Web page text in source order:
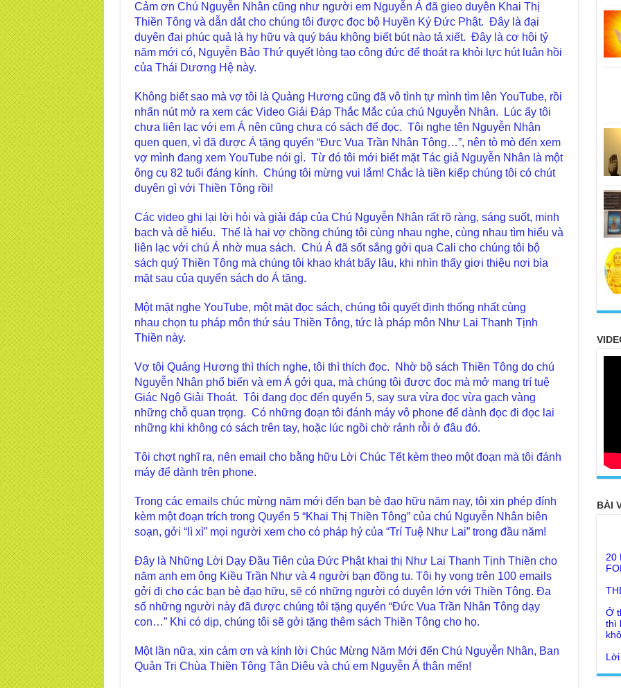
Cảm ơn Chú Nguyễn Nhân cũng như người em Nguyễn Á đã gieo duyên Khai Thị
Thiền Tông và dẫn dắt cho chúng tôi được đọc bộ Huyền Ký Đức Phật. Đây là đại
duyên đai phúc quả là hy hữu và quý báu không biết bút nào tả xiết. Đây là cơ hội tỷ
năm mới có, Nguyễn Bảo Thứ quyết lòng tạo công đức để thoát ra khỏi lực hút luân hồi
của Thái Dương Hệ này.
Không biết sao mà vợ tôi là Quảng Hương cũng đã vô tình tự mình tìm lên YouTube, rồi
nhấn nút mở ra xem các Video Giải Đáp Thắc Mắc của chú Nguyễn Nhân. Lúc ấy tôi
chưa liên lạc với em Á nên cũng chưa có sách để đọc. Tôi nghe tên Nguyễn Nhân
quen quen, vì đã được Á tặng quyển “Đưc Vua Trần Nhân Tông…”, nên tò mò đến xem
vợ mình đang xem YouTube nói gì. Từ đó tôi mới biết mặt Tác giả Nguyễn Nhân là một
ông cụ 82 tuổi đáng kính. Chúng tôi mừng vui lắm! Chắc là tiền kiếp chúng tôi có chút
duyên gì với Thiền Tông rồi!
Các video ghi lại lời hỏi và giải đáp của Chú Nguyễn Nhân rất rõ ràng, sáng suốt, minh
bạch và dễ hiểu. Thế là hai vợ chồng chúng tôi cùng nhau nghe, cùng nhau tìm hiểu và
liên lạc với chú Á nhờ mua sách. Chú Á đã sốt sắng gởi qua Cali cho chúng tôi bộ
sách quý Thiền Tông mà chúng tôi khao khát bấy lâu, khi nhìn thấy giơi thiệu nơi bìa
mặt sau của quyển sách do Á tặng.
Một mặt nghe YouTube, một mặt đọc sách, chúng tôi quyết định thống nhất cùng
nhau chọn tu pháp môn thứ sáu Thiền Tông, tức là pháp môn Như Lai Thanh Tịnh
Thiền này.
Vợ tôi Quảng Hương thì thích nghe, tôi thì thích đọc. Nhờ bộ sách Thiền Tông do chú
Nguyễn Nhân phổ biến và em Á gởi qua, mà chúng tôi được đọc mà mở mang trí tuệ
Giác Ngộ Giải Thoát. Tôi đang đọc đến quyển 5, say sưa vừa đọc vừa gạch vàng
những chỗ quan trọng. Có những đoạn tôi đánh máy vô phone để dành đọc đi đọc lai
những khi không có sách trên tay, hoặc lúc ngồi chờ rảnh rỗi ở đâu đó.
Tôi chợt nghĩ ra, nên email cho bằng hữu Lời Chúc Tết kèm theo một đoạn mà tôi đánh
máy để dành trên phone.
Trong các emails chúc mừng năm mới đến bạn bè đạo hữu năm nay, tôi xin phép đính
kèm một đoạn trích trong Quyển 5 “Khai Thị Thiền Tông” của chú Nguyễn Nhân biên
soạn, gởi “lì xì” mọi người xem cho có pháp hỷ của “Trí Tuệ Như Lai” trong đầu năm!
Đây là Những Lời Dạy Đầu Tiên của Đức Phật khai thị Như Lai Thanh Tịnh Thiền cho
năm anh em ông Kiều Trần Như và 4 người bạn đồng tu. Tôi hy vọng trên 100 emails
gởi đi cho các bạn bè đạo hữu, sẽ có những người có duyên lớn với Thiền Tông. Đa
số những người này đã được chúng tôi tặng quyển “Đức Vua Trần Nhân Tông dạy
con…” Khi có dịp, chúng tôi sẽ gởi tặng thêm sách Thiền Tông cho họ.
Một lần nữa, xin cảm ơn và kính lời Chúc Mừng Năm Mới đến Chú Nguyễn Nhân, Ban
Quản Trị Chùa Thiền Tông Tân Diêu và chú em Nguyễn Á thân mến!
BÀI
Ở